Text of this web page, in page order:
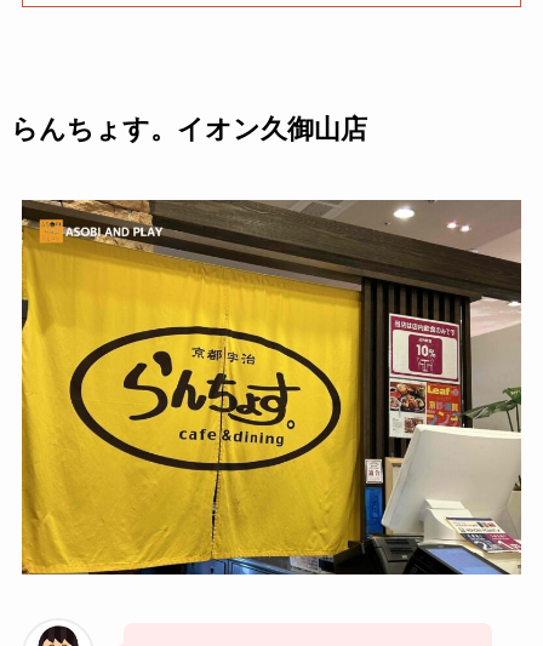
らんちょす。イオン久御山店